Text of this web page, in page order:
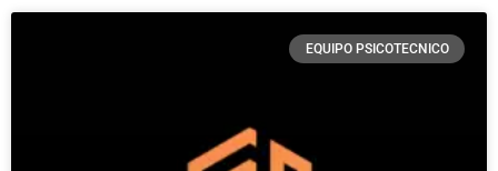
EQUIPO PSICOTECNICO